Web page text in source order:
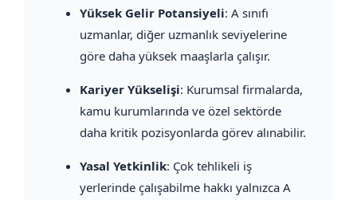
Yüksek Gelir Potansiyeli: A sınıfı
uzmanlar, diğer uzmanlık seviyelerine
göre daha yüksek maaşlarla çalışır.
Kariyer Yükselişi: Kurumsal firmalarda,
kamu kurumlarında ve özel sektörde
daha kritik pozisyonlarda görev alınabilir.
Yasal Yetkinlik: Çok tehlikeli iş
yerlerinde çalışabilme hakkı yalnızca A